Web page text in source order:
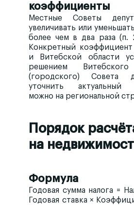
коэффициенты
Местные Советы
увеличивать или
более чем в два раза (п.
Конкретный
и Витебской области
решением Витебского
(городского) Совета
уточнить актуальный
можно на региональной
Порядок
на
Формула
Годовая сумма налога =
Годовая ставка ×